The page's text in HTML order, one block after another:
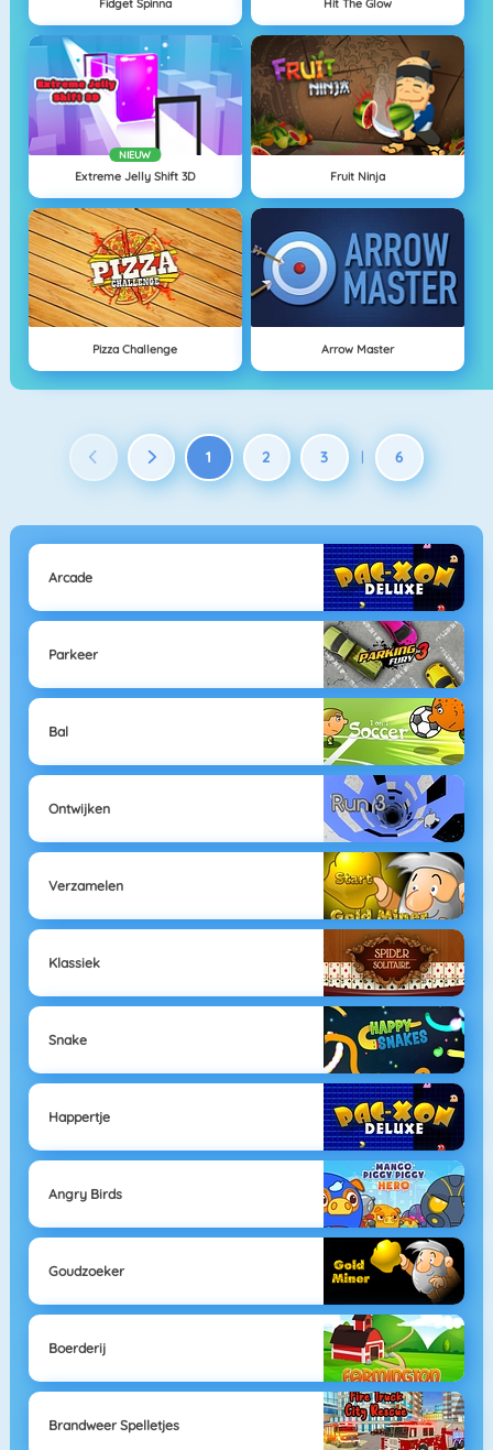
Fidget Spinna Hit The Glow
NIEUW
Extreme Jelly Shift 3D Fruit Ninja
Pizza Challenge Arrow Master
1 2 3 | 6
Arcade
Parkeer
Bal
Ontwijken
Verzamelen
Klassiek
Snake
Happertje
Angry Birds
Goudzoeker
Boerderij
Brandweer Spelletjes